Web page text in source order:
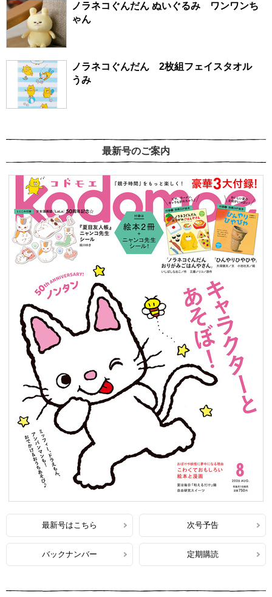
ノラネコぐんだん ぬいぐるみ ワンワンち
ゃん
ノラネコぐんだん 2枚組フェイスタオル
うみ
最新号のご案内
最新号はこちら 次号予告
バックナンバー 定期購読